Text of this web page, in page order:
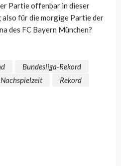
Partie offenbar in dieser
also für die morgige Partie der
des FC Bayern München?
Bundesliga-Rekord
Nachspielzeit Rekord